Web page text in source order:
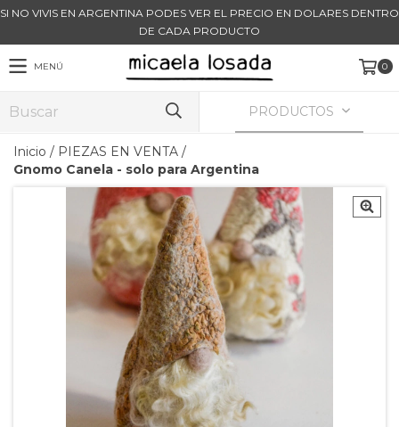
SI NO VIVIS EN ARGENTINA PODES VER EL PRECIO EN DOLARES DENTRO
DE CADA PRODUCTO
MENÚ 0
PRODUCTOS
Inicio / PIEZAS EN VENTA /
Gnomo Canela - solo para Argentina